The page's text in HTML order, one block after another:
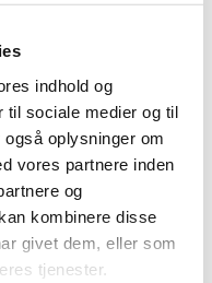
indhold og
til sociale medier og til
oplysninger om
vores partnere inden
og
kombinere disse
givet dem, eller som
tjenester.